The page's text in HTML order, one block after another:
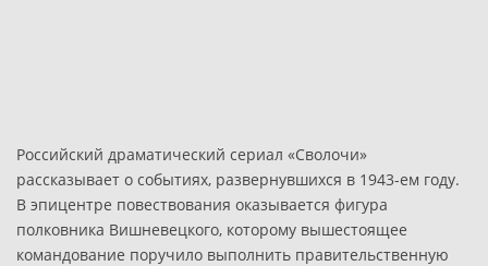
Российский драматический сериал «Сволочи»
рассказывает о событиях, развернувшихся в 1943-ем году.
В эпицентре повествования оказывается фигура
полковника Вишневецкого, которому вышестоящее
командование поручило выполнить правительственную